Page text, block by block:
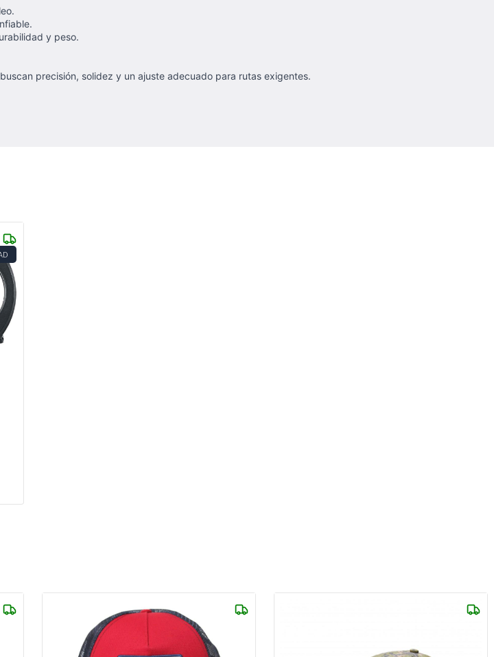
y peso.
precisión, solidez y un ajuste adecuado para rutas exigentes.